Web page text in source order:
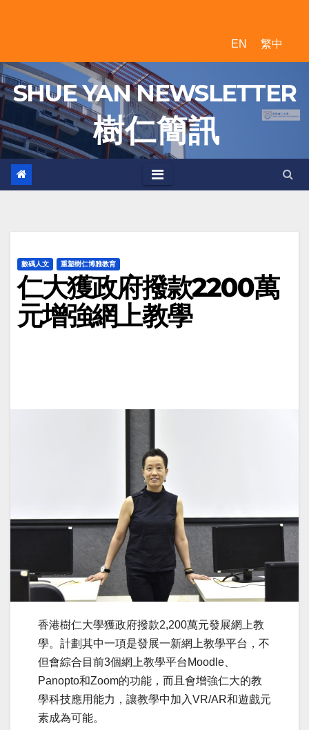
EN 繁中
SHUE YAN NEWSLETTER
樹 仁 簡 訊
數碼人文 重塑樹仁博雅教育
仁大獲政府撥款2200萬
元增強網上教學
香港樹仁大學獲政府撥款2,200萬元發展網上教
學。計劃其中一項是發展一新網上教學平台，不
但會綜合目前3個網上教學平台Moodle、
Panopto和Zoom的功能，而且會增強仁大的教
學科技應用能力，讓教學中加入VR/AR和遊戲元
素成為可能。